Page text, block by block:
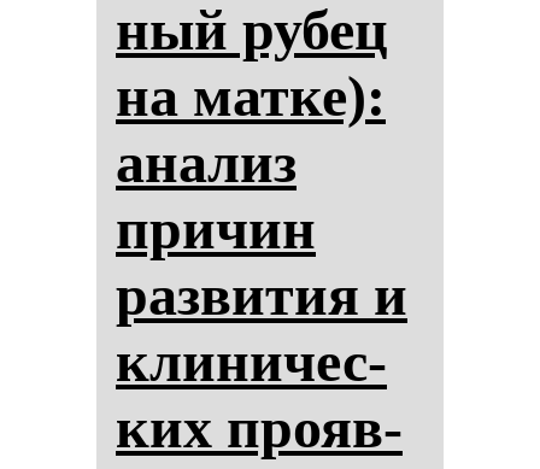
ный ру­бец
на мат­ке):
ана­лиз
при­чин
раз­ви­тия и
кли­ни­чес­
ких про­яв­